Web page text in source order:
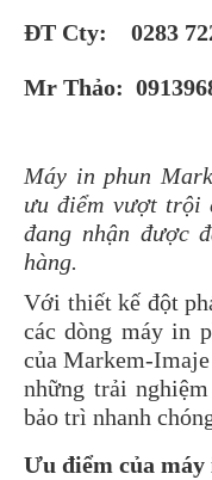
ĐT Cty: 0283
Mr Thảo:
Máy in phun
ưu điểm vượt trội
đang nhận được
hàng.
Với thiết kế đột
các dòng máy in
của Markem-
những trải
bảo trì nhanh
Ưu điểm của